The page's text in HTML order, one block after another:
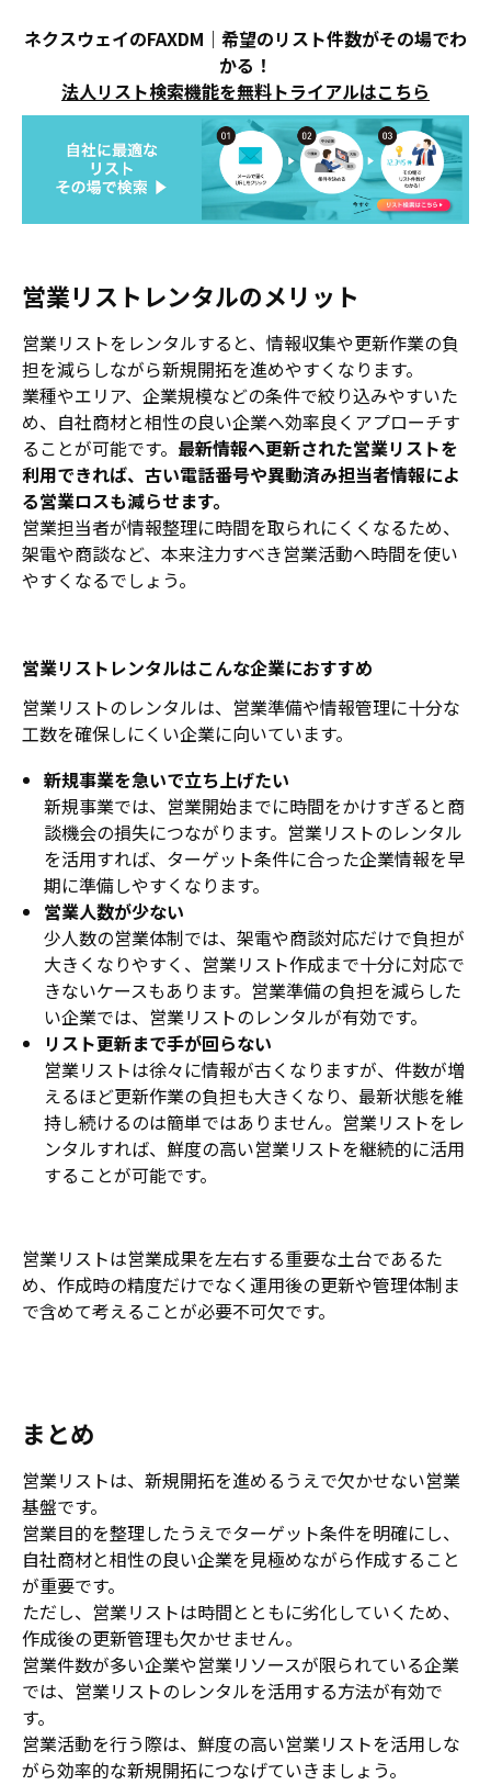
ネクスウェイのFAXDM｜希望のリスト件数がその場でわ
かる！
法人リスト検索機能を無料トライアルはこちら
営業リストレンタルのメリット
営業リストをレンタルすると、情報収集や更新作業の負
担を減らしながら新規開拓を進めやすくなります。
業種やエリア、企業規模などの条件で絞り込みやすいた
め、自社商材と相性の良い企業へ効率良くアプローチす
ることが可能です。 最新情報へ更新された営業リストを
利用できれば、古い電話番号や異動済み担当者情報によ
る営業ロスも減らせます。
営業担当者が情報整理に時間を取られにくくなるため、
架電や商談など、本来注力すべき営業活動へ時間を使い
やすくなるでしょう。
営業リストレンタルはこんな企業におすすめ
営業リストのレンタルは、営業準備や情報管理に十分な
工数を確保しにくい企業に向いています。
新規事業を急いで立ち上げたい
新規事業では、営業開始までに時間をかけすぎると商
談機会の損失につながります。営業リストのレンタル
を活用すれば、ターゲット条件に合った企業情報を早
期に準備しやすくなります。
営業人数が少ない
少人数の営業体制では、架電や商談対応だけで負担が
大きくなりやすく、営業リスト作成まで十分に対応で
きないケースもあります。営業準備の負担を減らした
い企業では、営業リストのレンタルが有効です。
リスト更新まで手が回らない
営業リストは徐々に情報が古くなりますが、件数が増
えるほど更新作業の負担も大きくなり、最新状態を維
持し続けるのは簡単ではありません。営業リストをレ
ンタルすれば、鮮度の高い営業リストを継続的に活用
することが可能です。
営業リストは営業成果を左右する重要な土台であるた
め、作成時の精度だけでなく運用後の更新や管理体制ま
で含めて考えることが必要不可欠です。
まとめ
営業リストは、新規開拓を進めるうえで欠かせない営業
基盤です。
営業目的を整理したうえでターゲット条件を明確にし、
自社商材と相性の良い企業を見極めながら作成すること
が重要です。
ただし、営業リストは時間とともに劣化していくため、
作成後の更新管理も欠かせません。
営業件数が多い企業や営業リソースが限られている企業
では、営業リストのレンタルを活用する方法が有効で
す。
営業活動を行う際は、鮮度の高い営業リストを活用しな
がら効率的な新規開拓につなげていきましょう。